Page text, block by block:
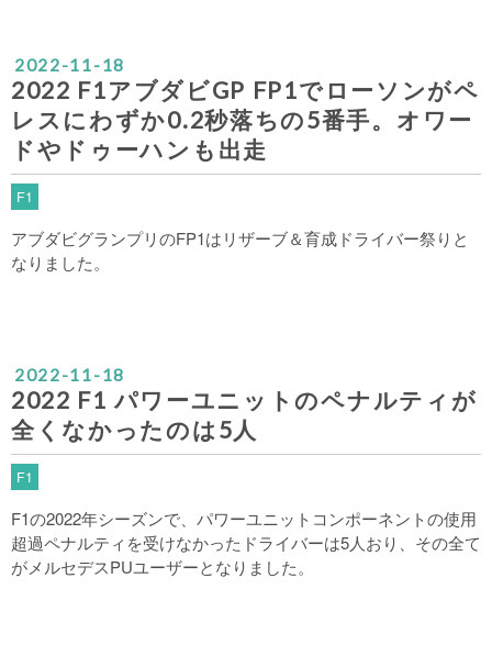
2022-11-18
2022 F1アブダビGP FP1でローソンがペ
レスにわずか0.2秒落ちの5番手。オワー
ドやドゥーハンも出走
F1
アブダビグランプリのFP1はリザーブ＆育成ドライバー祭りと
なりました。
2022-11-18
2022 F1 パワーユニットのペナルティが
全くなかったのは5人
F1
F1の2022年シーズンで、パワーユニットコンポーネントの使用
超過ペナルティを受けなかったドライバーは5人おり、その全て
がメルセデスPUユーザーとなりました。